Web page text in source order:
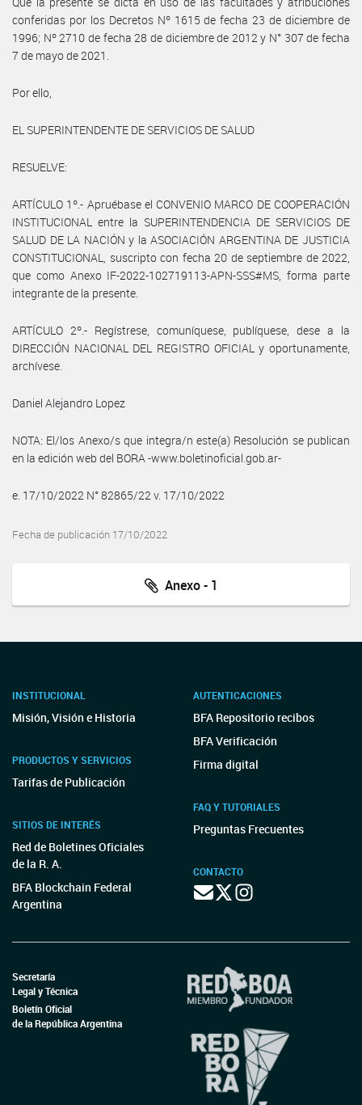
conferidas por los Decretos Nº 1615 de fecha 23 de diciembre de
1996; Nº 2710 de fecha 28 de diciembre de 2012 y N° 307 de fecha
7 de mayo de 2021.
Por ello,
EL SUPERINTENDENTE DE SERVICIOS DE SALUD
RESUELVE:
ARTÍCULO 1º.- Apruébase el CONVENIO MARCO DE COOPERACIÓN
INSTITUCIONAL entre la SUPERINTENDENCIA DE SERVICIOS DE
SALUD DE LA NACIÓN y la ASOCIACIÓN ARGENTINA DE JUSTICIA
CONSTITUCIONAL, suscripto con fecha 20 de septiembre de 2022,
que como Anexo IF-2022-102719113-APN-SSS#MS, forma parte
integrante de la presente.
ARTÍCULO 2º.- Regístrese, comuníquese, publíquese, dese a la
DIRECCIÓN NACIONAL DEL REGISTRO OFICIAL y oportunamente,
archívese.
Daniel Alejandro Lopez
NOTA: El/los Anexo/s que integra/n este(a) Resolución se publican
en la edición web del BORA -www.boletinoficial.gob.ar-
e. 17/10/2022 N° 82865/22 v. 17/10/2022
Fecha de publicación 17/10/2022
Anexo - 1
INSTITUCIONAL
Misión, Visión e Historia
PRODUCTOS Y SERVICIOS
Tarifas de Publicación
SITIOS DE INTERÉS
Red de Boletines Oficiales
de la R. A.
BFA Blockchain Federal
Argentina
AUTENTICACIONES
BFA Repositorio recibos
BFA Verificación
Firma digital
FAQ Y TUTORIALES
Preguntas Frecuentes
CONTACTO
Secretaría
Legal y Técnica
Boletín Oficial
de la República Argentina